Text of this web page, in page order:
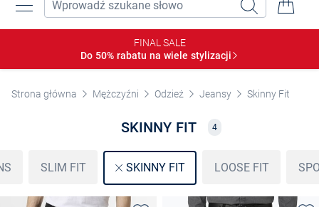
FINAL SALE
Do 50% rabatu na wiele stylizacji
Strona główna Mężczyźni Odzież Jeansy Skinny Fit
SKINNY FIT 4
SLIM FIT SKINNY FIT LOOSE FIT